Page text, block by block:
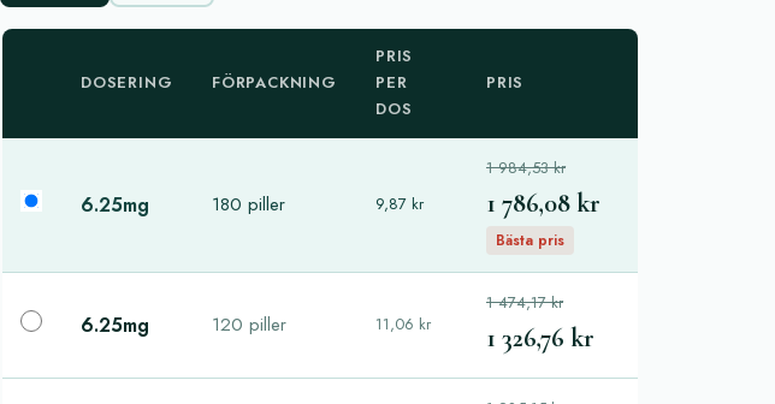
DOSERING FÖRPACKNING
PRIS
PER
DOS
PRIS
6.25mg 180 piller 9,87 kr
1 984,53 kr
1 786,08 kr
Bästa pris
6.25mg 120 piller 11,06 kr
1 474,17 kr
1 326,76 kr